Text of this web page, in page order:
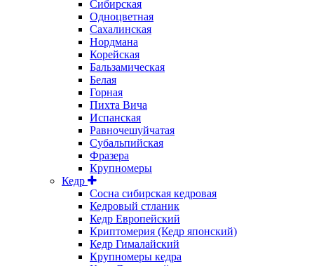
Сибирская
Одноцветная
Сахалинская
Нордмана
Корейская
Бальзамическая
Белая
Горная
Пихта Вича
Испанская
Равночешуйчатая
Субальпийская
Фразера
Крупномеры
Кедр
Сосна сибирская кедровая
Кедровый стланик
Кедр Европейский
Криптомерия (Кедр японский)
Кедр Гималайский
Крупномеры кедра